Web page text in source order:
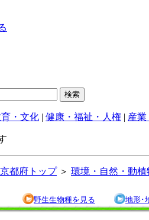
・文化 | 健康・福祉・人権 | 産業
京都府トップ＞ 環境・自然・動植
野生生物種を見る 地形･